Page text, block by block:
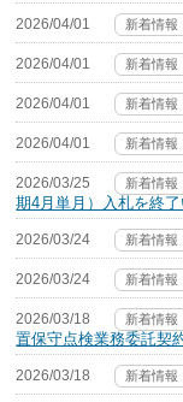
2026/04/01 新着情報
2026/04/01 新着情報
2026/04/01 新着情報
2026/04/01 新着情報
2026/03/25 新着情報
期4月単月）入札を終了
2026/03/24 新着情報
2026/03/24 新着情報
2026/03/18 新着情報
置保守点検業務委託契
2026/03/18 新着情報